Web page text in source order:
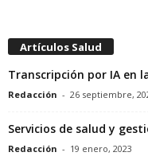
Artículos Salud
Transcripción por IA en
Redacción - 26 septiembre,
Servicios de salud y
Redacción - 19 enero, 2023